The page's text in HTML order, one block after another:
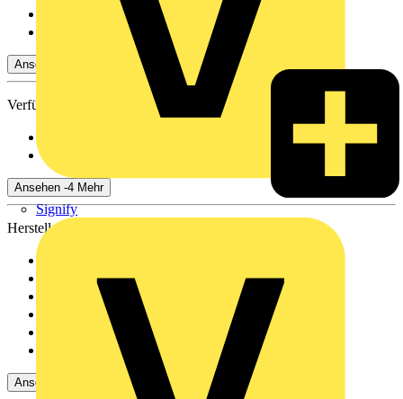
Signify
(459)
Ansehen -4 Mehr
Verfügbarkeit
Ansehen -4 Mehr
Hersteller
Schneider Electric
(27)
(3)
(121)
Phoenix Contact
Ansehen 6 Mehr